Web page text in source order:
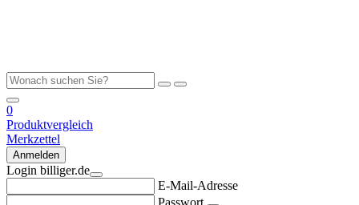
0
Produktvergleich
Merkzettel
Anmelden
Login billiger.de
E-Mail-Adresse